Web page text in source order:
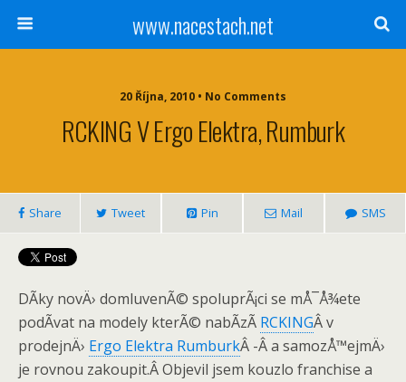
www.nacestach.net
20 Října, 2010 • No Comments
RCKING V Ergo Elektra, Rumburk
Share Tweet Pin Mail SMS
DÃ­ky novÄ› domluvenÃ© spoluprÃ¡ci se mÅ¯Å¾ete
podÃ­vat na modely kterÃ© nabÃ­zÃ­ RCKINGÂ v
prodejnÄ› Ergo Elektra RumburkÂ -Â a samozÅ™ejmÄ›
je rovnou zakoupit.Â Objevil jsem kouzlo franchise a